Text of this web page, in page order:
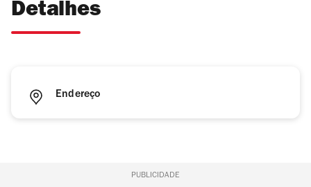
Detalhes
Endereço
PUBLICIDADE